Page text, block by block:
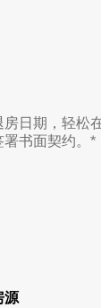
日期，轻松
书面契约。*
源